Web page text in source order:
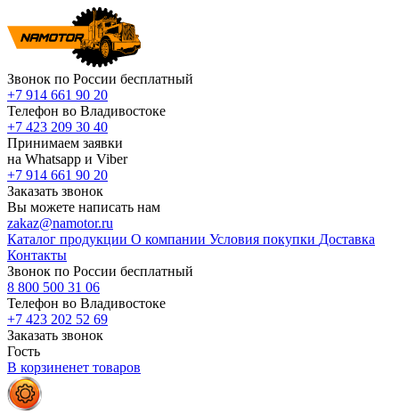
Звонок по России бесплатный
+7 914 661 90 20
Телефон во Владивостоке
+7 423 209 30 40
Принимаем заявки
на Whatsapp и Viber
+7 914 661 90 20
Заказать звонок
Вы можете написать нам
zakaz@namotor.ru
Каталог продукции О компании Условия покупки Доставка
Контакты
Звонок по России бесплатный
8 800 500 31 06
Телефон во Владивостоке
+7 423 202 52 69
Заказать звонок
Гость
В корзиненет товаров